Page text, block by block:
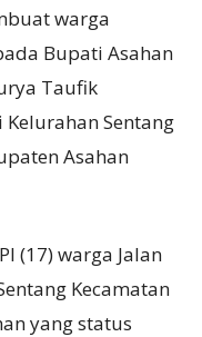
warga
Bupati Asahan
Taufik
Sentang
Asahan
(17) warga Jalan
Kecamatan
yang status